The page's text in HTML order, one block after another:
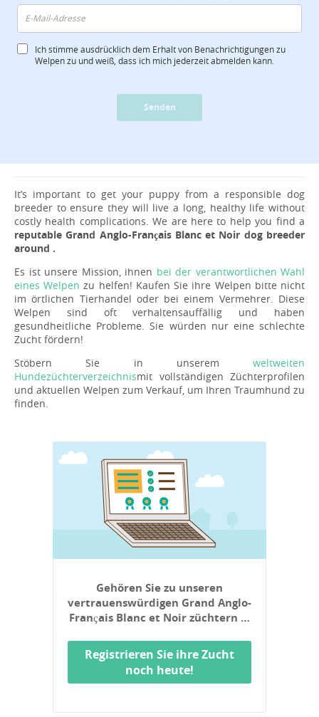
Ich stimme ausdrücklich dem Erhalt von Benachrichtigungen zu
Welpen zu und weiß, dass ich mich jederzeit abmelden kann.
Senden
It’s important to get your puppy from a responsible dog
breeder to ensure they will live a long, healthy life without
costly health complications. We are here to help you find a
reputable Grand Anglo-Français Blanc et Noir dog breeder
around .
Es ist unsere Mission, ihnen bei der verantwortlichen Wahl
eines Welpenzu helfen! Kaufen Sie ihre Welpen bitte nicht
im örtlichen Tierhandel oder bei einem Vermehrer. Diese
Welpen sind oft verhaltensauffällig und haben
gesundheitliche Probleme. Sie würden nur eine schlechte
Zucht fördern!
Stöbern Sie in unserem weltweiten
Hundezüchterverzeichnismit vollständigen Züchterprofilen
und aktuellen Welpen zum Verkauf, um Ihren Traumhund zu
finden.
Gehören Sie zu unseren
vertrauenswürdigen Grand Anglo-
Français Blanc et Noir züchtern …
Registrieren Sie ihre Zucht
noch heute!